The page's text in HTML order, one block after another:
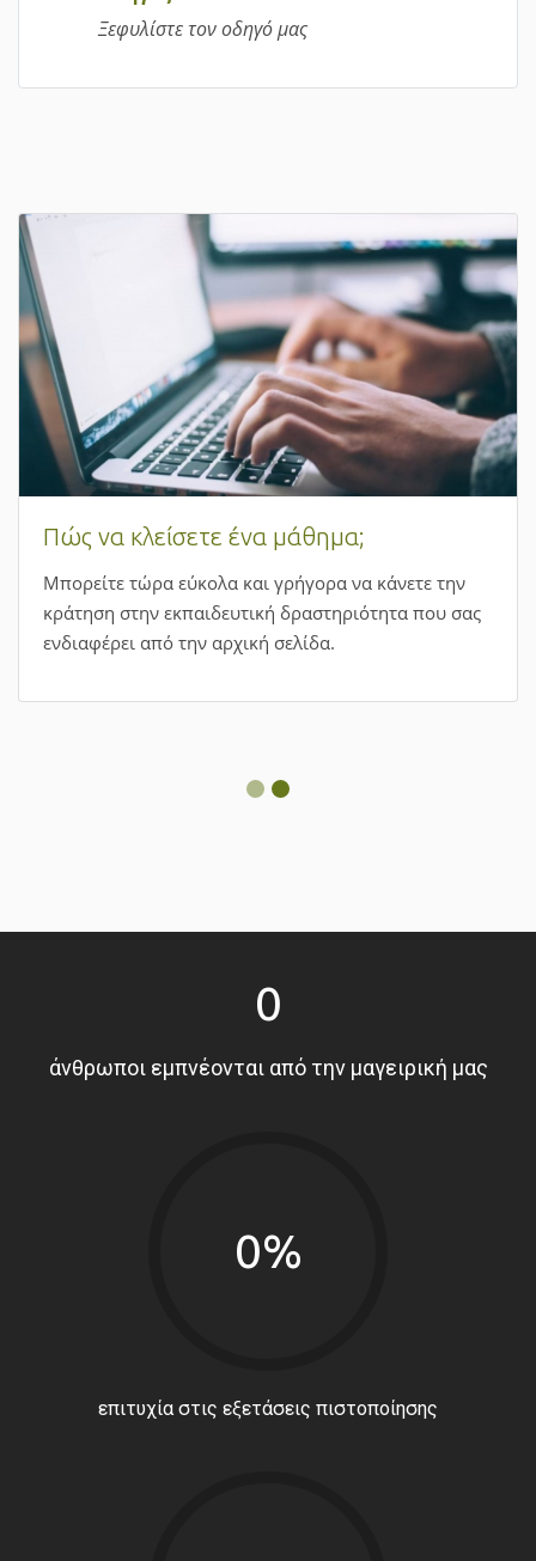
Ξεφυλίστε τον οδηγό μας
Πώς να κλείσετε ένα μάθημα;
Μπορείτε τώρα εύκολα και γρήγορα να κάνετε την
κράτηση στην εκπαιδευτική δραστηριότητα που σας
ενδιαφέρει από την αρχική σελίδα.
0
άνθρωποι εμπνέονται από την μαγειρική μας
0%
επιτυχία στις εξετάσεις πιστοποίησης